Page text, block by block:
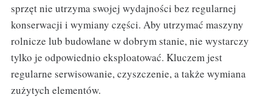
sprzęt nie utrzyma swojej wydajności bez regularnej
konserwacji i wymiany części. Aby utrzymać maszyny
rolnicze lub budowlane w dobrym stanie, nie wystarczy
tylko je odpowiednio eksploatować. Kluczem jest
regularne serwisowanie, czyszczenie, a także wymiana
zużytych elementów.